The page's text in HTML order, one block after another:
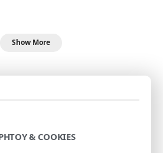
Show More
& COOKIES